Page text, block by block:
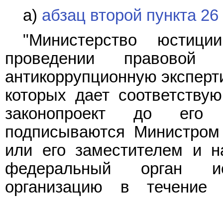
а) абзац второй пункта 26
"Министерство
проведении правовой
антикоррупционную
которых дает
законопроект до его
подписываются
или его заместителем и
федеральный орган
организацию в